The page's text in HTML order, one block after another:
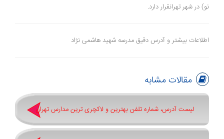
نو) در شهر تهرانقرار دارد.
اطلاعات بیشتر و آدرس دقیق مدرسه شهید هاشمی نژاد
مقالات مشابه
لیست آدرس، شماره تلفن بهترین و لاکچری ترین مدارس تهران